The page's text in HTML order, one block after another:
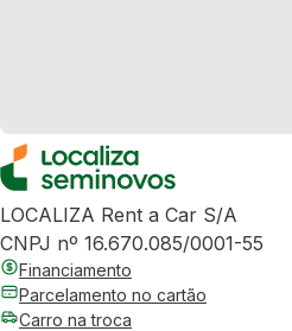
LOCALIZA Rent a Car S/A
CNPJ nº 16.670.085/0001-55
Financiamento
Parcelamento no cartão
Carro na troca